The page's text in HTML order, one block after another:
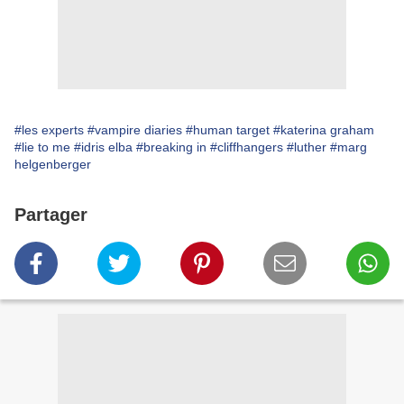
#les experts #vampire diaries #human target #katerina graham
#lie to me #idris elba #breaking in #cliffhangers #luther #marg
helgenberger
Partager